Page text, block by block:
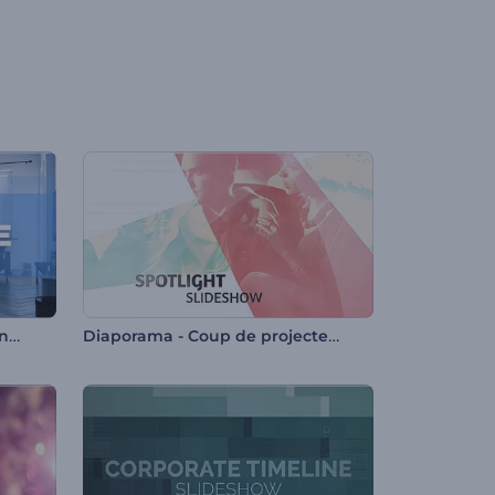
Présentation moderne de l'entreprise Diaporama - Coup de projecteur